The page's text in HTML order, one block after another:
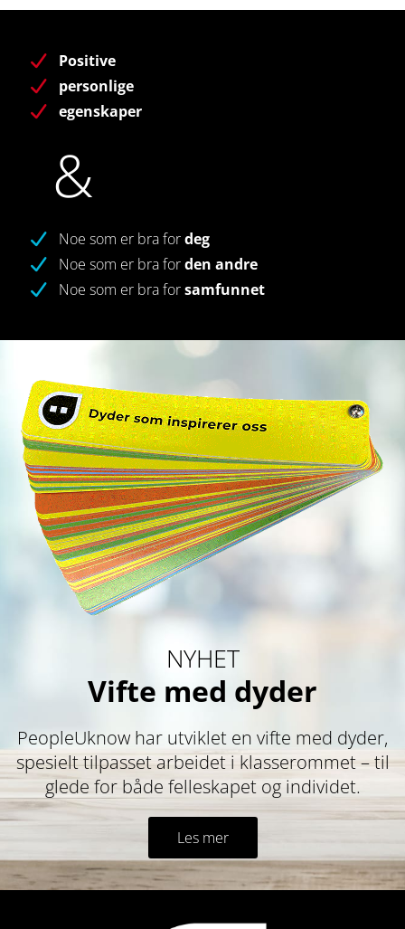
Positive
personlige
egenskaper
&
Noe som er bra fordeg
Noe som er bra forden andre
Noe som er bra forsamfunnet
NYHET
Vifte med dyder
PeopleUknow har utviklet en vifte med dyder,
spesielt tilpasset arbeidet i klasserommet – til
glede for både felleskapet og individet.
Les mer